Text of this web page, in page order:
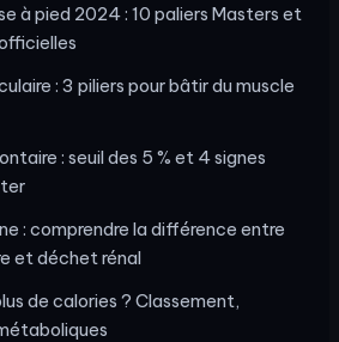
à pied 2024 : 10 paliers Masters et
: 3 piliers pour bâtir du muscle
: seuil des 5 % et 4 signes
: comprendre la différence entre
et déchet rénal
de calories ? Classement,